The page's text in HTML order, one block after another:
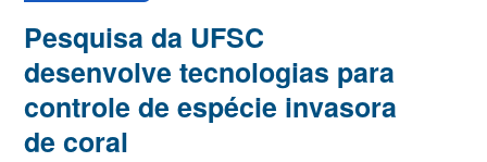
Pesquisa da UFSC
desenvolve tecnologias para
controle de espécie invasora
de coral